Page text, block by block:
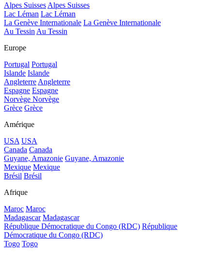
Alpes Suisses Alpes Suisses
Lac Léman Lac Léman
La Genève Internationale La Genève Internationale
Au Tessin Au Tessin
Europe
Portugal Portugal
Islande Islande
Angleterre Angleterre
Espagne Espagne
Norvège Norvège
Grèce Grèce
Amérique
USA USA
Canada Canada
Guyane, Amazonie Guyane, Amazonie
Mexique Mexique
Brésil Brésil
Afrique
Maroc Maroc
Madagascar Madagascar
République Démocratique du Congo (RDC) République
Démocratique du Congo (RDC)
Togo Togo